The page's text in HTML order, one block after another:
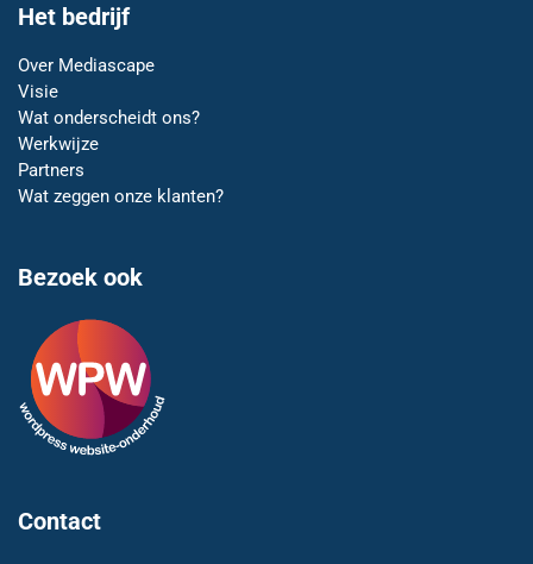
Het bedrijf
Over Mediascape
Visie
Wat onderscheidt ons?
Werkwijze
Partners
Wat zeggen onze klanten?
Bezoek ook
Contact